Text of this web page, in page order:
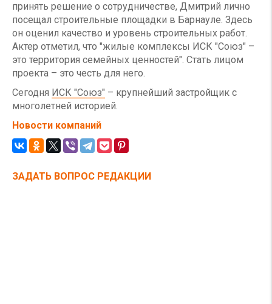
принять решение о сотрудничестве, Дмитрий лично
посещал строительные площадки в Барнауле. Здесь
он оценил качество и уровень строительных работ.
Актер отметил, что "жилые комплексы ИСК "Союз" –
это территория семейных ценностей". Стать лицом
проекта – это честь для него.
Сегодня ИСК "Союз" – крупнейший застройщик с
многолетней историей.
Новости компаний
ЗАДАТЬ ВОПРОС РЕДАКЦИИ